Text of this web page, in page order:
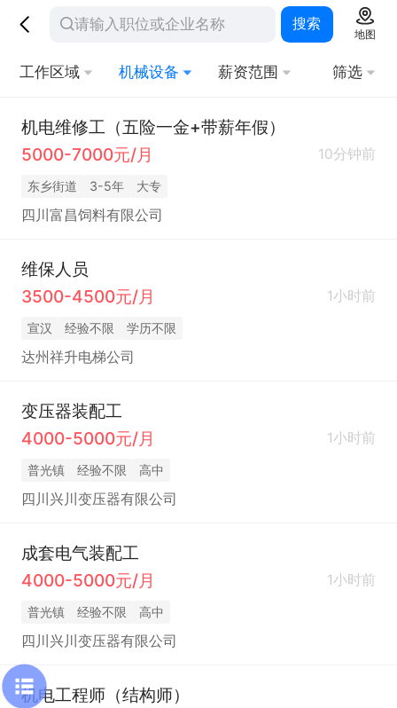
搜索
地图
工作区域 机械设备 薪资范围 筛选
机电维修工（五险一金+带薪年假）
5000-7000元/月
10分钟前
东乡街道 3-5年 大专
四川富昌饲料有限公司
维保人员
3500-4500元/月
1小时前
宣汉 经验不限 学历不限
达州祥升电梯公司
变压器装配工
4000-5000元/月
1小时前
普光镇 经验不限 高中
四川兴川变压器有限公司
成套电气装配工
4000-5000元/月
1小时前
普光镇 经验不限 高中
四川兴川变压器有限公司
机电工程师（结构师）